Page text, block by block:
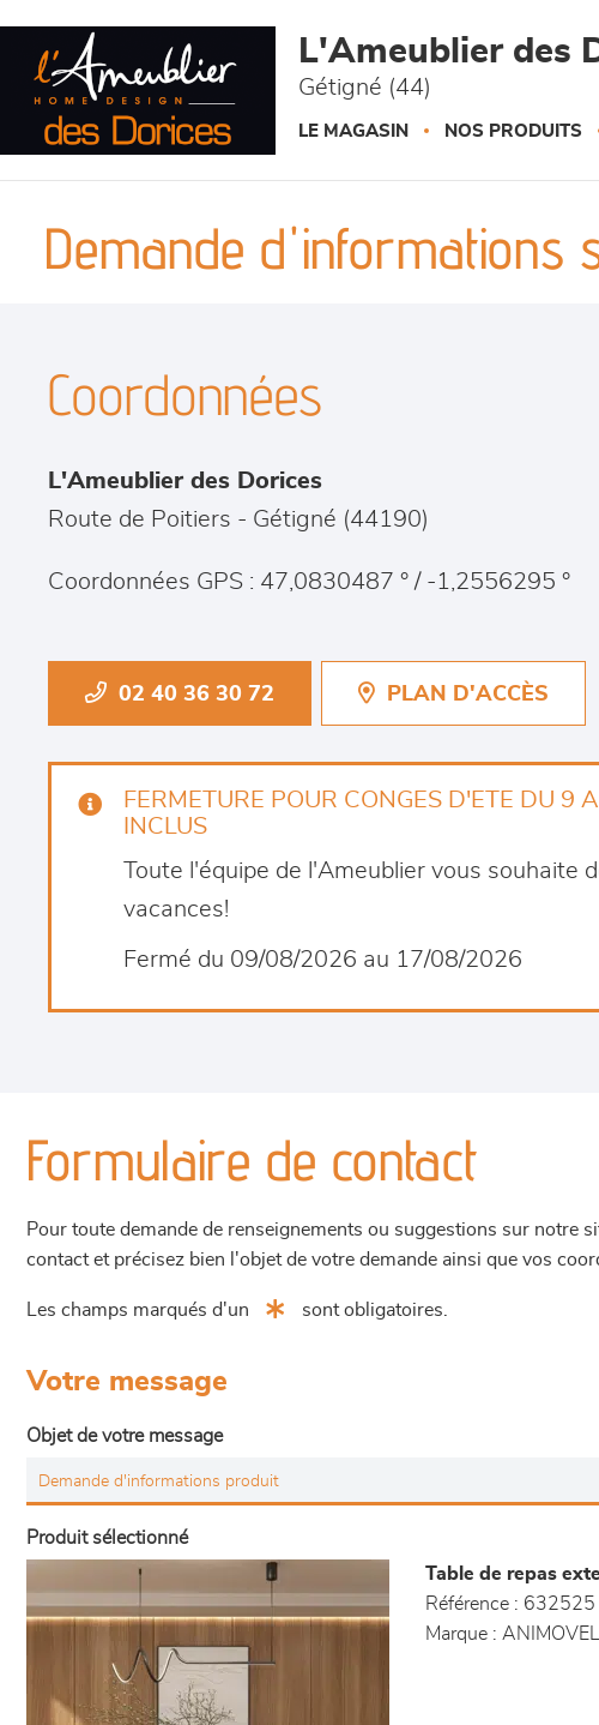
L'Ameublier des
Gétigné (44)
LE MAGASIN NOS PRODUITS
Demande d'informations
Coordonnées
L'Ameublier des Dorices
Route de Poitiers - Gétigné (44190)
Coordonnées GPS : 47,0830487 ° / -1,2556295 °
02 40 36 30 72 PLAN D'ACCÈS
FERMETURE POUR CONGES D'ETE DU 9
INCLUS
Toute l'équipe de l'Ameublier vous souhaite
vacances!
Fermé du 09/08/2026 au 17/08/2026
Formulaire de contact
Pour toute demande de renseignements ou suggestions sur notre
contact et précisez bien l'objet de votre demande ainsi que vos
Les champs marqués d'un sont obligatoires.
Votre message
Objet de votre message
Produit sélectionné
Table de repas
Référence : 632525
Marque : ANIMOVEL